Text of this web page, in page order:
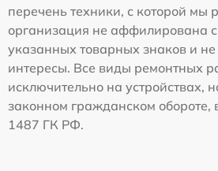
перечень техники, с которой мы
организация не аффилирована
указанных товарных знаков и не
интересы. Все виды ремонтных
исключительно на устройствах,
законном гражданском обороте, в
1487 ГК РФ.